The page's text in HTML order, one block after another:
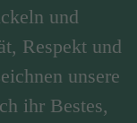
und
Respekt und
unsere
ihr Bestes,